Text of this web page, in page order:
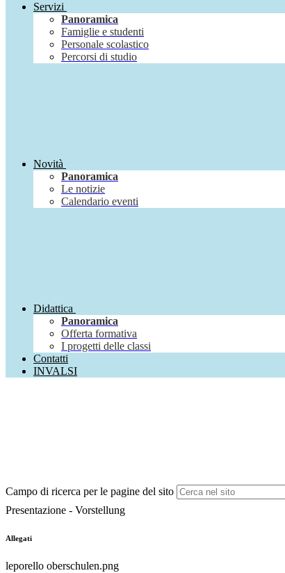
Servizi
Panoramica
Famiglie e studenti
Personale scolastico
Percorsi di studio
Novità
Panoramica
Le notizie
Calendario eventi
Didattica
Panoramica
Offerta formativa
I progetti delle classi
Contatti
INVALSI
Campo di ricerca per le pagine del sito
Presentazione - Vorstellung
Allegati
leporello oberschulen.png